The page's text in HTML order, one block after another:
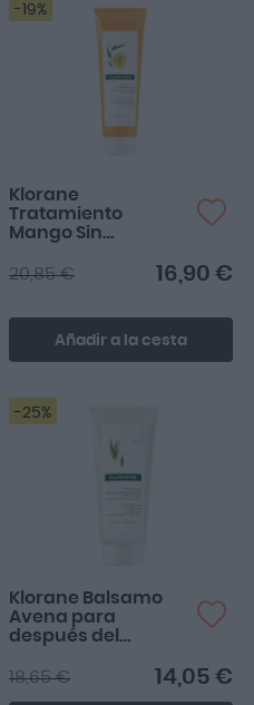
-19%
Klorane
Tratamiento
Mango Sin
16,90 €
20,85 €
Añadir a la cesta
-25%
Klorane Balsamo
Avena para
después del
14,05 €
18,65 €